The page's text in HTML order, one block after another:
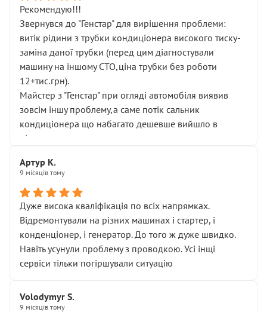
Рекомендую!!!
Звернувся до "Генстар" для вирішення проблеми:
витік рідини з трубки кондиціонера високого тиску-
заміна даної трубки (перед цим діагностували
машину на іншому СТО,ціна трубки без роботи
12+тис.грн).
Майстер з "Генстар" при огляді автомобіля виявив
зовсім іншу проблему,а саме потік сальник
кондиціонера що набагато дешевше вийшло в
підсумку.
Артур К.
9 місяців тому
Дуже висока кваліфікація по всіх напрямках.
Відремонтували на різних машинах і стартер, і
конденціонер, і генератор. До того ж дуже швидко.
Навіть усунули проблему з проводкою. Усі інщі
сервіси тільки погіршували ситуацію
Volodymyr S.
9 місяців тому